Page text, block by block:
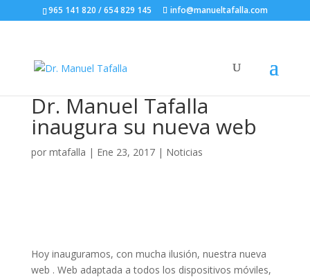
965 141 820 / 654 829 145 info@manueltafalla.com
Dr. Manuel Tafalla
inaugura su nueva web
por mtafalla | Ene 23, 2017| Noticias
Hoy inauguramos, con mucha ilusión, nuestra nueva
web . Web adaptada a todos los dispositivos móviles,